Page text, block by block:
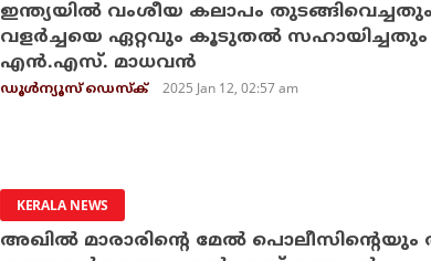
ഇന്ത്യയില്‍ വംശീയ കലാപം
വളര്‍ച്ചയെ ഏറ്റവും കൂടുതല്‍
എന്‍.എസ്. മാധവന്‍
ഡൂള്‍ന്യൂസ് ഡെസ്‌ക് 2025 Jan 12, 02:57 am
KERALA NEWS
അഖില്‍ മാരാരിന്റെ മേല്‍